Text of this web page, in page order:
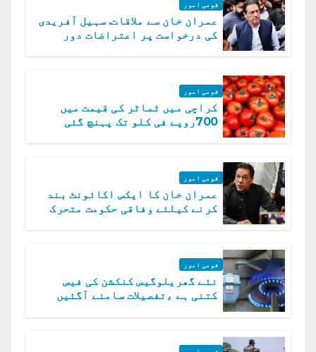
قومی امور
عمران خان سے ملاقات. سہیل آفریدی
کی درخواست پر اعتراضات دور
قومی امور
کراچی میں ٹماٹر کی قیمت میں
700روپے فی کلو تک پہنچ گئی
قومی امور
عمران خان کا ایکس اکائونٹ بند
کرنے کیلئے وفاقی حکومت متحرک
قومی امور
نئے گھریلوگیس کنکشن کی فیس
کتنی ہے ،تفصیلات سامنے آگئیں